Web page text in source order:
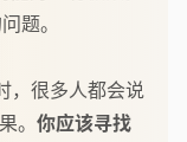
题。
，很多人都会说
。你应该寻找